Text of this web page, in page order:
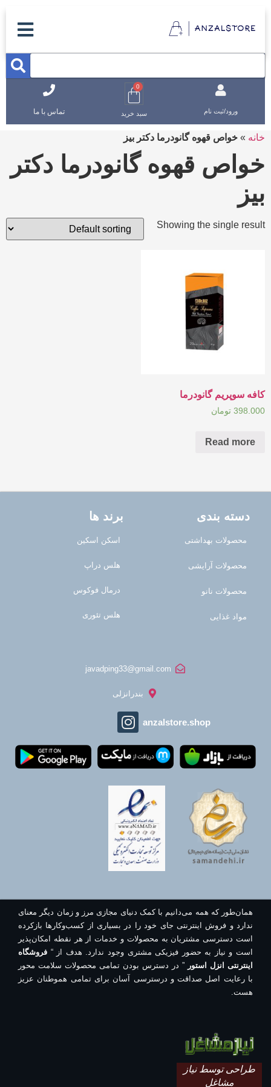
ورود/ثبت نام
0
سبد خرید تماس با ما
خانه » خواص قهوه گانودرما دکتر بیز
خواص قهوه گانودرما دکتر
بیز
Showing the single result
کافه سوپریم گانودرما
398.000 تومان
Read more
دسته بندی
محصولات بهداشتی
محصولات آرایشی
محصولات نانو
مواد غذایی
برند ها
اسکن اسکین
هلس دراپ
درمال فوکوس
هلس تئوری
javadping33@gmail.com
بندرانزلی
anzalstore.shop
همان‌طور که همه می‌دانیم با کمک دنیای مجازی مرز و زمان دیگر معنای
ندارد و فروش اینترنتی جای خود را در بسیاری از کسب‌وکارها بازکرده
است دسترسی مشتریان به محصولات و خدمات از هر نقطه امکان‌پذیر
است و نیاز به حضور فیزیکی مشتری وجود ندارد. هدف از “ فروشگاه
اینترنتی انزل استور ” در دسترس بودن تمامی محصولات سلامت محور
با رعایت اصل صداقت و درسترسی آسان برای تمامی هموطنان عزیز
هست.
طراحی توسط نیاز
مشاغل